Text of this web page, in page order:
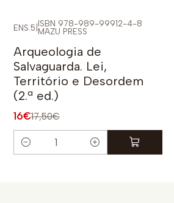
ENS.5 ISBN 978-989-99912-4-8
MAZU PRESS
Arqueologia de
Salvaguarda. Lei,
Território e Desordem
(2.ª ed.)
16€17,50€
Quantidade